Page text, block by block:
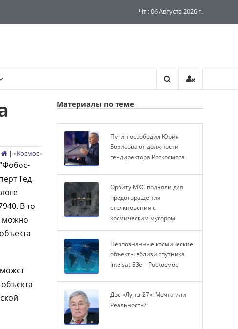
Чт : 06 Августа 2026 г.
| «Космос»
Тед
В то
можно
Материалы по теме
Путин освободил Юрия
Борисова от должности
гендиректора Роскосмоса
Орбиту МКС подняли для
предотвращения
столкновения с
космическим мусором
Неопознанные космические
объекты вблизи спутника
Intelsat-33e – Роскосмос
Две «Луны-27»: Мечта или
Реальность?